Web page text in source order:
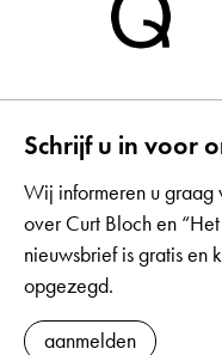
Schrijf u in voor
Wij informeren u graag
over Curt Bloch en
nieuwsbrief is gratis en
opgezegd.
aanmelden